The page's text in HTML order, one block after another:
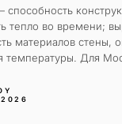
тепло во времени;
материалов стены,
температуры. Для